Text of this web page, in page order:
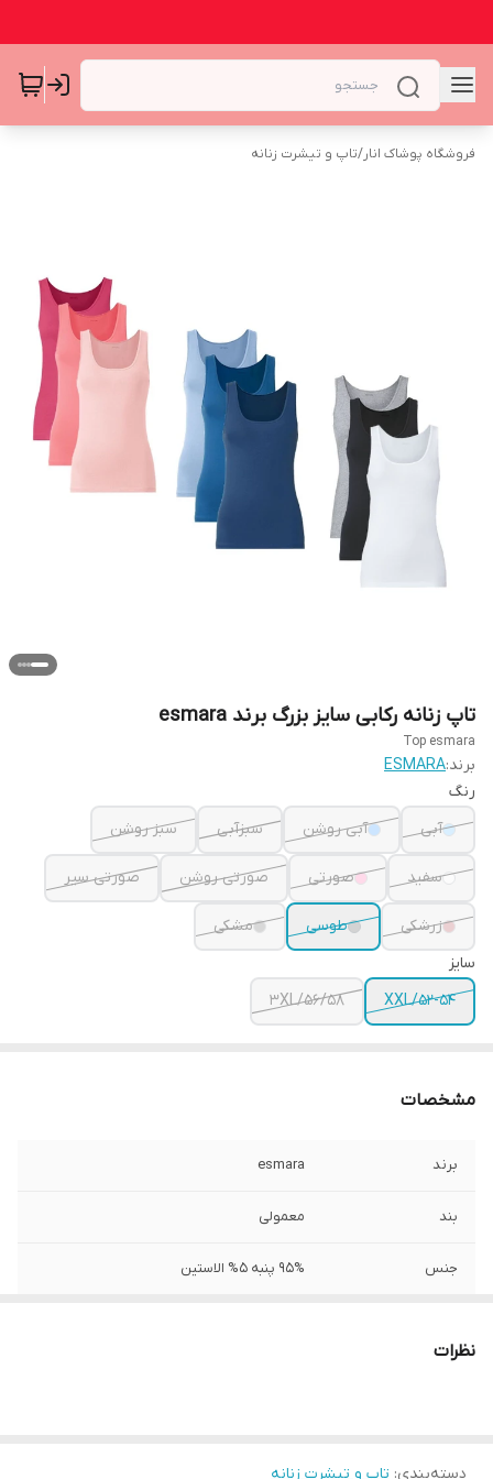
فروشگاه پوشاک انار/تاپ و تیشرت زنانه
تاپ زنانه رکابی سایز بزرگ برند esmara
Top esmara
برند:ESMARA
رنگ
آبی
آبی روشن سبزآبی سبز روشن
سفید صورتی صورتی روشن صورتی سیر
زرشکی طوسی
مشکی
سایز
XXL/52-54
3XL/56/58
مشخصات
برند esmara
بند معمولی
جنس 95% پنبه 5% الاستین
قد 70
نظرات
دسته‌بندی: تاپ و تیشرت زنانه